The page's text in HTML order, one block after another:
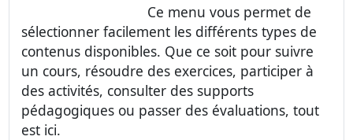
Ce menu vous permet de
sélectionner facilement les différents types de
contenus disponibles. Que ce soit pour suivre
un cours, résoudre des exercices, participer à
des activités, consulter des supports
pédagogiques ou passer des évaluations, tout
est ici.